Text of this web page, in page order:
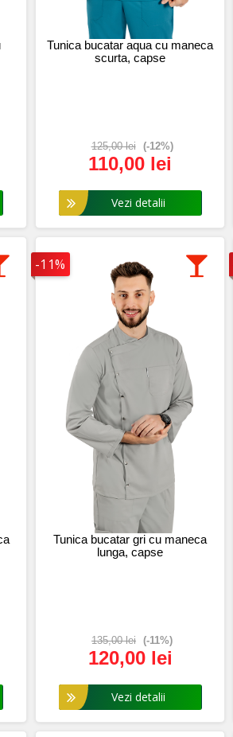
Tunica bucatar aqua cu maneca
scurta, capse
125,00 lei (-12%)
110,00 lei
Vezi detalii
-11%
Tunica bucatar gri cu maneca
lunga, capse
135,00 lei (-11%)
120,00 lei
Vezi detalii